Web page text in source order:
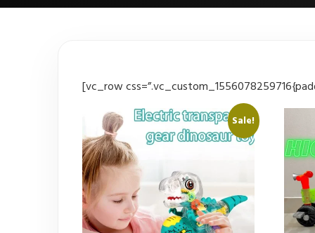
[vc_row
Sale!